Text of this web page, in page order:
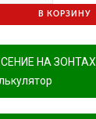
В КОРЗИНУ
НА ЗОНТАХ